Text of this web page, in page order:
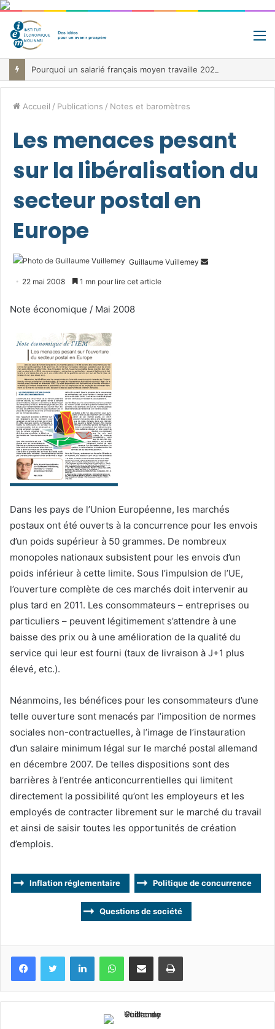
Accueil / Publications / Notes et baromètres
Les menaces pesant
sur la libéralisation du
secteur postal en
Europe
Guillaume Vuillemey
Envoyer
22 mai 2008 1 mn pour lire cet article
Note économique / Mai 2008
Dans les pays de l’Union Européenne, les marchés
postaux ont été ouverts à la concurrence pour les envois
d’un poids supérieur à 50 grammes. De nombreux
monopoles nationaux subsistent pour les envois d’un
poids inférieur à cette limite. Sous l’impulsion de l’UE,
l’ouverture complète de ces marchés doit intervenir au
plus tard en 2011. Les consommateurs – entreprises ou
particuliers – peuvent légitimement s’attendre à une
baisse des prix ou à une amélioration de la qualité du
service qui leur est fourni (taux de livraison à J+1 plus
élevé, etc.).
Néanmoins, les bénéfices pour les consommateurs d’une
telle ouverture sont menacés par l’imposition de normes
sociales non-contractuelles, à l’image de l’instauration
d’un salaire minimum légal sur le marché postal allemand
en décembre 2007. De telles dispositions sont des
barrières à l’entrée anticoncurrentielles qui limitent
directement la possibilité qu’ont les employeurs et les
employés de contracter librement sur le marché du travail
et ainsi de saisir toutes les opportunités de création
d’emplois.
Inflation réglementaire Politique de concurrence
Questions de société
FacebookTwitter LinkedinWhatsApp
Partagez par mail Imprimez